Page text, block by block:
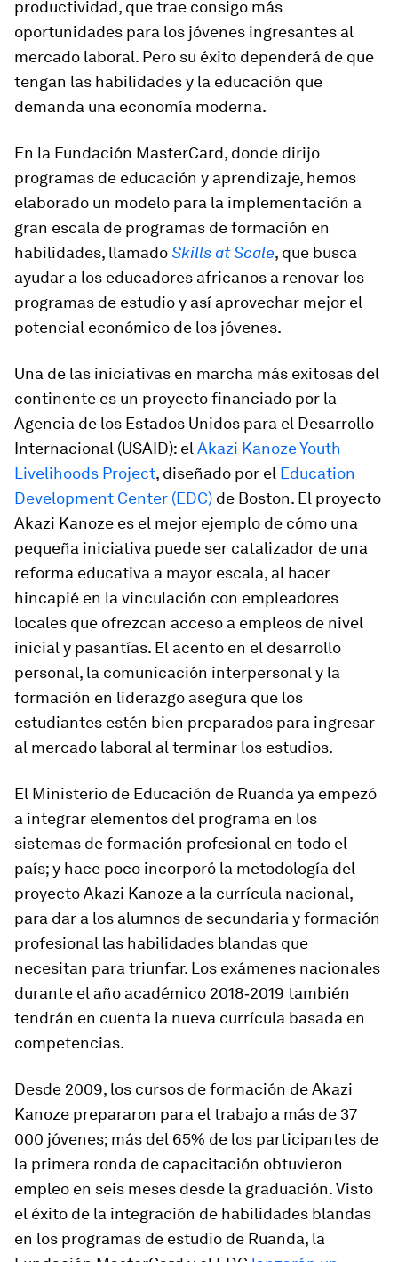
productividad, que trae consigo más
oportunidades para los jóvenes ingresantes al
mercado laboral. Pero su éxito dependerá de que
tengan las habilidades y la educación que
demanda una economía moderna.
En la Fundación MasterCard, donde dirijo
programas de educación y aprendizaje, hemos
elaborado un modelo para la implementación a
gran escala de programas de formación en
habilidades, llamadoSkills at Scale, que busca
ayudar a los educadores africanos a renovar los
programas de estudio y así aprovechar mejor el
potencial económico de los jóvenes.
Una de las iniciativas en marcha más exitosas del
continente es un proyecto financiado por la
Agencia de los Estados Unidos para el Desarrollo
Internacional (USAID): el Akazi Kanoze Youth
Livelihoods Project, diseñado por el Education
Development Center (EDC) de Boston. El proyecto
Akazi Kanoze es el mejor ejemplo de cómo una
pequeña iniciativa puede ser catalizador de una
reforma educativa a mayor escala, al hacer
hincapié en la vinculación con empleadores
locales que ofrezcan acceso a empleos de nivel
inicial y pasantías. El acento en el desarrollo
personal, la comunicación interpersonal y la
formación en liderazgo asegura que los
estudiantes estén bien preparados para ingresar
al mercado laboral al terminar los estudios.
El Ministerio de Educación de Ruanda ya empezó
a integrar elementos del programa en los
sistemas de formación profesional en todo el
país; y hace poco incorporó la metodología del
proyecto Akazi Kanoze a la currícula nacional,
para dar a los alumnos de secundaria y formación
profesional las habilidades blandas que
necesitan para triunfar. Los exámenes nacionales
durante el año académico 2018‑2019 también
tendrán en cuenta la nueva currícula basada en
competencias.
Desde 2009, los cursos de formación de Akazi
Kanoze prepararon para el trabajo a más de 37
000 jóvenes; más del 65% de los participantes de
la primera ronda de capacitación obtuvieron
empleo en seis meses desde la graduación. Visto
el éxito de la integración de habilidades blandas
en los programas de estudio de Ruanda, la